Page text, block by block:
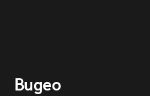
Видео